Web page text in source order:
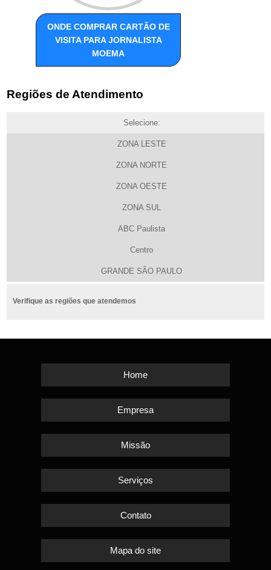
ONDE COMPRAR CARTÃO DE
VISITA PARA JORNALISTA
MOEMA
Regiões de Atendimento
Selecione:
ZONA LESTE
ZONA NORTE
ZONA OESTE
ZONA SUL
ABC Paulista
Centro
GRANDE SÃO PAULO
Verifique as regiões que atendemos
Home
Empresa
Missão
Serviços
Contato
Mapa do site